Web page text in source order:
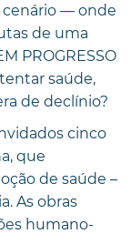
cenário — onde
de uma
PROGRESSO
saúde,
de declínio?
cinco
que
de saúde –
As obras
humano-